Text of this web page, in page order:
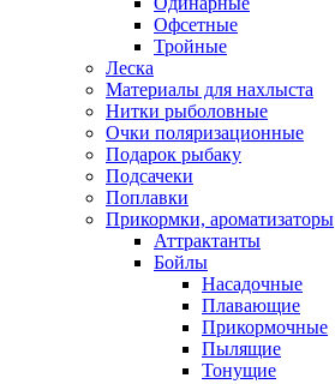
Офсетные
Тройные
Леска
Материалы для нахлыста
Нитки рыболовные
Очки поляризационные
Подарок рыбаку
Подсачеки
Поплавки
Прикормки, ароматизаторы
Аттрактанты
Бойлы
Насадочные
Плавающие
Прикормочные
Пылящие
Тонущие